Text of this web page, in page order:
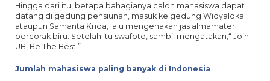
Hingga dari itu, betapa bahagianya calon mahasiswa dapat
datang di gedung pensiunan, masuk ke gedung Widyaloka
ataupun Samanta Krida, lalu mengenakan jas almamater
bercorak biru. Setelah itu swafoto, sambil mengatakan,“ Join
UB, Be The Best.”
Jumlah mahasiswa paling banyak di Indonesia